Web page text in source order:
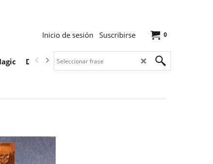
0
Inicio de sesión Suscribirse
Descargas